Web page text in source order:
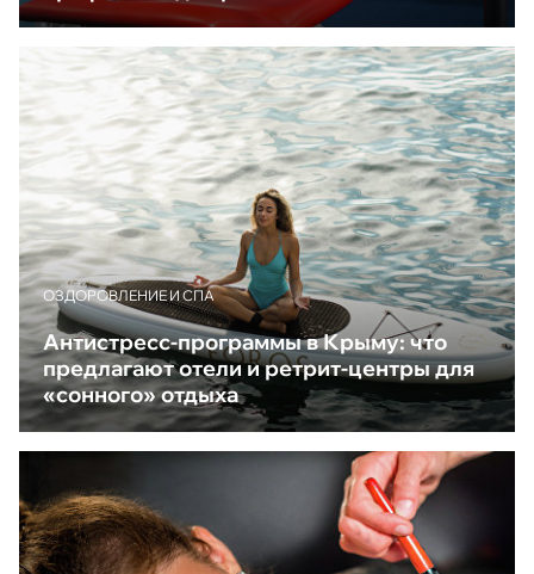
ОЗДОРОВЛЕНИЕ И СПА
Антистресс-программы в Крыму: что
предлагают отели и ретрит-центры для
«сонного» отдыха